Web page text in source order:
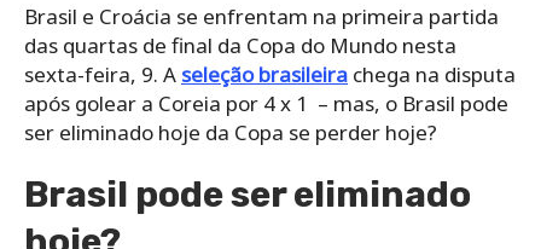
Brasil e Croácia se enfrentam na primeira partida
das quartas de final da Copa do Mundo nesta
sexta-feira, 9. A seleção brasileira chega na disputa
após golear a Coreia por 4 x 1 – mas, o Brasil pode
ser eliminado hoje da Copa se perder hoje?
Brasil pode ser eliminado